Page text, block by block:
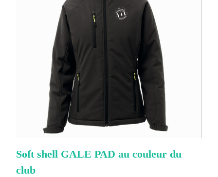
Soft shell GALE PAD au couleur du
club